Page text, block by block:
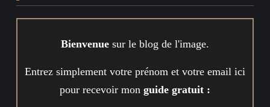
Bienvenuesur le blog de l'image.
Entrez simplement votre prénom et votre email ici
pour recevoir mon guide gratuit :